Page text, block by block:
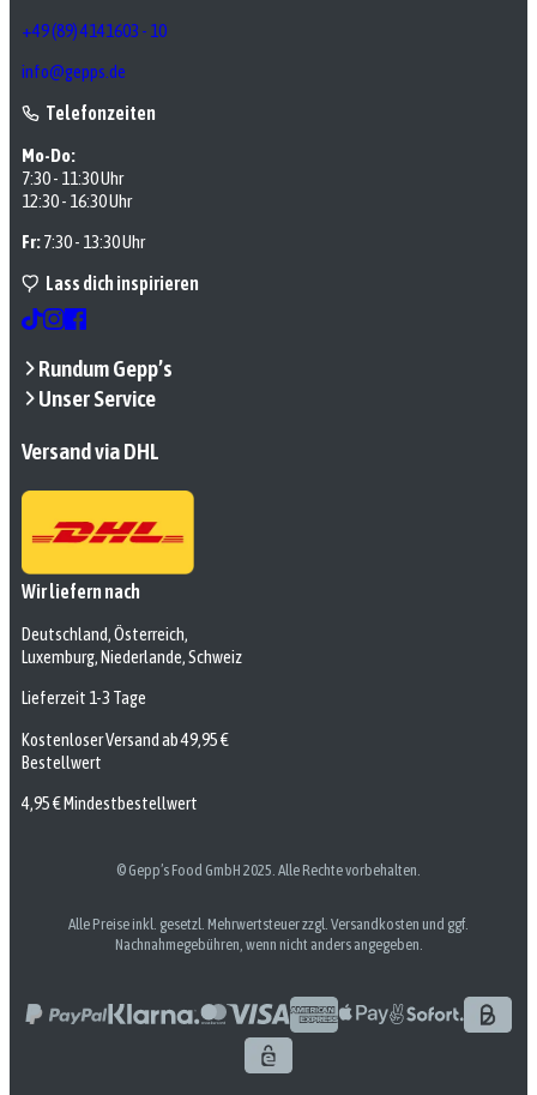
+49 (89) 4141603 - 10
info@gepps.de
Telefonzeiten
Mo-Do:
7:30 - 11:30 Uhr
12:30 - 16:30 Uhr
Fr:7:30 - 13:30 Uhr
Lass dich inspirieren
Rundum Gepp’s
Unser Service
Versand via DHL
Wir liefern nach
Deutschland, Österreich,
Luxemburg, Niederlande, Schweiz
Lieferzeit 1-3 Tage
Kostenloser Versand ab 49,95 €
Bestellwert
4,95 € Mindestbestellwert
© Gepp’s Food GmbH 2025. Alle Rechte vorbehalten.
Alle Preise inkl. gesetzl. Mehrwertsteuer zzgl. Versandkosten und ggf.
Nachnahmegebühren, wenn nicht anders angegeben.